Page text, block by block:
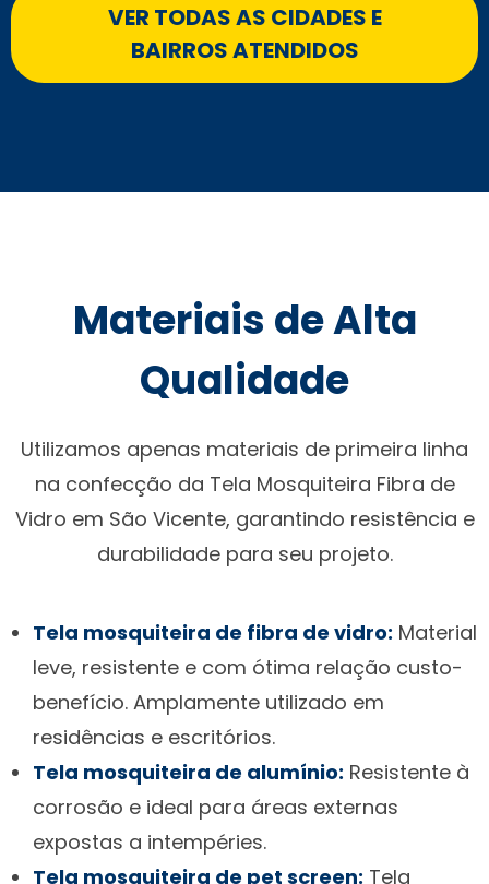
VER TODAS AS CIDADES E
BAIRROS ATENDIDOS
Materiais de Alta
Qualidade
Utilizamos apenas materiais de primeira linha
na confecção da Tela Mosquiteira Fibra de
Vidro em São Vicente, garantindo resistência e
durabilidade para seu projeto.
Tela mosquiteira de fibra de vidro: Material
leve, resistente e com ótima relação custo-
benefício. Amplamente utilizado em
residências e escritórios.
Tela mosquiteira de alumínio: Resistente à
corrosão e ideal para áreas externas
expostas a intempéries.
Tela mosquiteira de pet screen: Tela